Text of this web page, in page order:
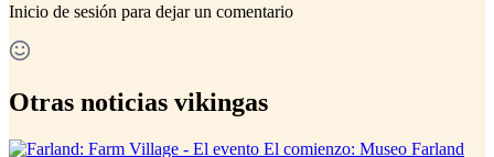
Inicio de sesión para dejar un comentario
Otras noticias vikingas